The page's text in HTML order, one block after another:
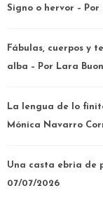
Signo o hervor –
Fábulas, cuerpos y
alba – Por Lara
La lengua de lo
Mónica Navarro
Una casta ebria de
07/07/2026